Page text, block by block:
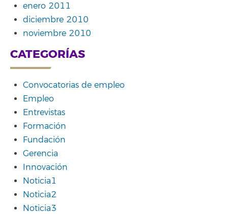
enero 2011
diciembre 2010
noviembre 2010
CATEGORÍAS
Convocatorias de empleo
Empleo
Entrevistas
Formación
Fundación
Gerencia
Innovación
Noticia1
Noticia2
Noticia3